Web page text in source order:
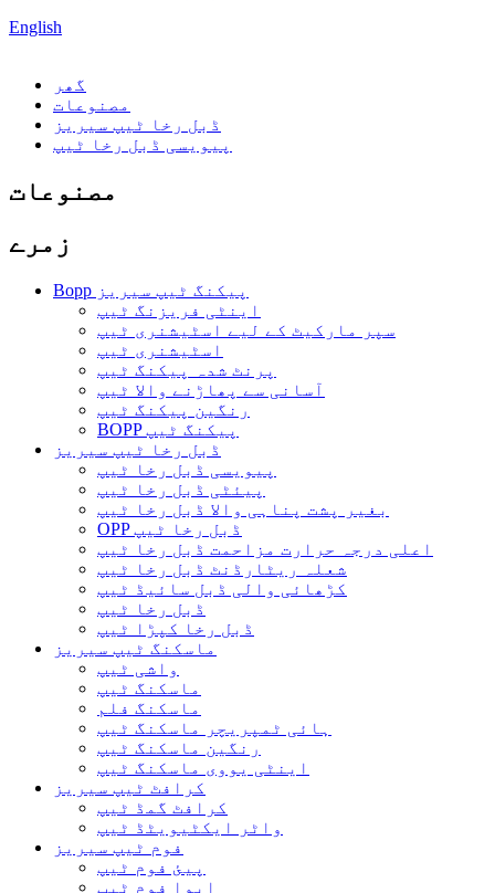
English
گھر
مصنوعات
ڈبل رخا ٹیپ سیریز
پیویسی ڈبل رخا ٹیپ
مصنوعات
زمرے
Bopp پیکنگ ٹیپ سیریز
اینٹی فریزنگ ٹیپ
سپر مارکیٹ کے لیے اسٹیشنری ٹیپ
اسٹیشنری ٹیپ
پرنٹ شدہ پیکنگ ٹیپ
آسانی سے پھاڑنے والا ٹیپ
رنگین پیکنگ ٹیپ
BOPP پیکنگ ٹیپ
ڈبل رخا ٹیپ سیریز
پیویسی ڈبل رخا ٹیپ
پیئٹی ڈبل رخا ٹیپ
بغیر پشت پناہی والا ڈبل ​​رخا ٹیپ
OPP ڈبل رخا ٹیپ
اعلی درجہ حرارت مزاحمت ڈبل رخا ٹیپ
شعلہ ریٹارڈنٹ ڈبل رخا ٹیپ
کڑھائی والی ڈبل سائیڈ ٹیپ
ڈبل رخا ٹیپ
ڈبل رخا کپڑا ٹیپ
ماسکنگ ٹیپ سیریز
واشی ٹیپ
ماسکنگ ٹیپ
ماسکنگ فلم
ہائی ٹمپریچر ماسکنگ ٹیپ
رنگین ماسکنگ ٹیپ
اینٹی یووی ماسکنگ ٹیپ
کرافٹ ٹیپ سیریز
کرافٹ گمڈ ٹیپ
واٹر ایکٹیویٹڈ ٹیپ
فوم ٹیپ سیریز
پیئ فوم ٹیپ
ایوا فوم ٹیپ